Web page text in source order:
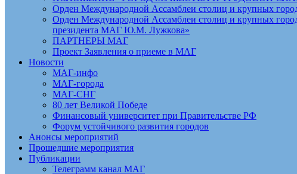
Орден Международной Ассамблеи столиц и крупных
Орден Международной Ассамблеи столиц и крупных
президента МАГ Ю.М. Лужкова»
ПАРТНЕРЫ МАГ
Проект Заявления о приеме в МАГ
Новости
МАГ-инфо
МАГ-города
МАГ-СНГ
80 лет Великой Победе
Финансовый университет при Правительстве РФ
Форум устойчивого развития городов
Анонсы мероприятий
Прошедшие мероприятия
Публикации
Телеграмм канал МАГ